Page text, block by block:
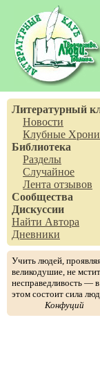
Литературный
Новости
Клубные
Библиотека
Разделы
Случайное
Лента отзывов
Сообщества
Дискуссии
Найти Автора
Дневники
Учить людей,
великодушие, не
несправедливость — в
этом состоит сила
Конфуций